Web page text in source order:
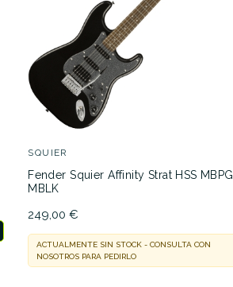
SQUIER
Fender Squier Affinity Strat HSS MBPG
MBLK
249,00 €
ACTUALMENTE SIN STOCK - CONSULTA CON
NOSOTROS PARA PEDIRLO